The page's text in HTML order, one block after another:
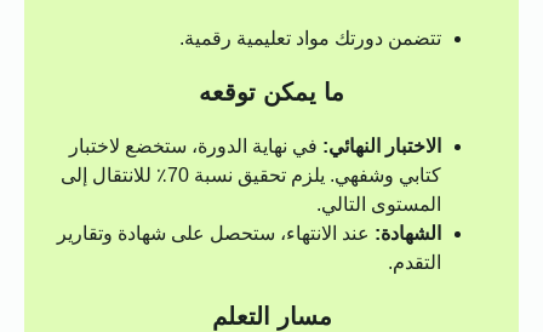
تتضمن دورتك مواد تعليمية رقمية.
ما يمكن توقعه
الاختبار النهائي: في نهاية الدورة، ستخضع لاختبار
كتابي وشفهي. يلزم تحقيق نسبة 70٪ للانتقال إلى
المستوى التالي.
الشهادة: عند الانتهاء، ستحصل على شهادة وتقارير
التقدم.
مسار التعلم